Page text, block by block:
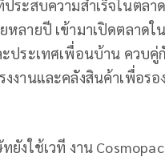
ระสบความสำเร็จในตลา
หลายปี เข้ามาเปิดตลาดใน
ประเทศเพื่อนบ้าน ควบคู่
งานและคลังสินค้าเพื่อรอ
งใช้เวที งาน